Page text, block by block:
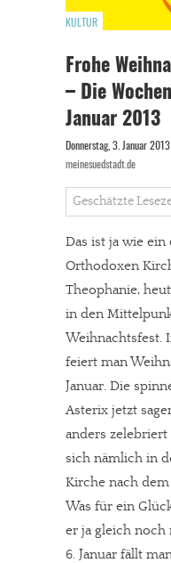
KULTUR
Frohe
– Die
Januar 2013
Donnerstag, 3. Januar
meinesuedstadt.de
Geschätzte
Das ist ja wie
Orthodoxen
Theophanie,
in den
Weihnachtsfest.
feiert man
Januar. Die
Asterix jetzt
anders
sich nämlich in
Kirche nach
Was für ein
er ja gleich noch
6. Januar fällt